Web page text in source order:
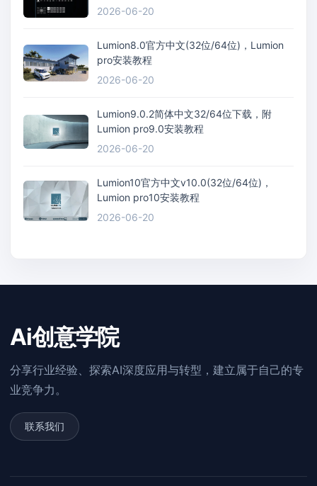
2026-06-20
Lumion8.0官方中文(32位/64位)，Lumion
pro安装教程
2026-06-20
Lumion9.0.2简体中文32/64位下载，附
Lumion pro9.0安装教程
2026-06-20
Lumion10官方中文v10.0(32位/64位)，
Lumion pro10安装教程
2026-06-20
Ai创意学院
分享行业经验、探索AI深度应用与转型，建立属于自己的专
业竞争力。
联系我们